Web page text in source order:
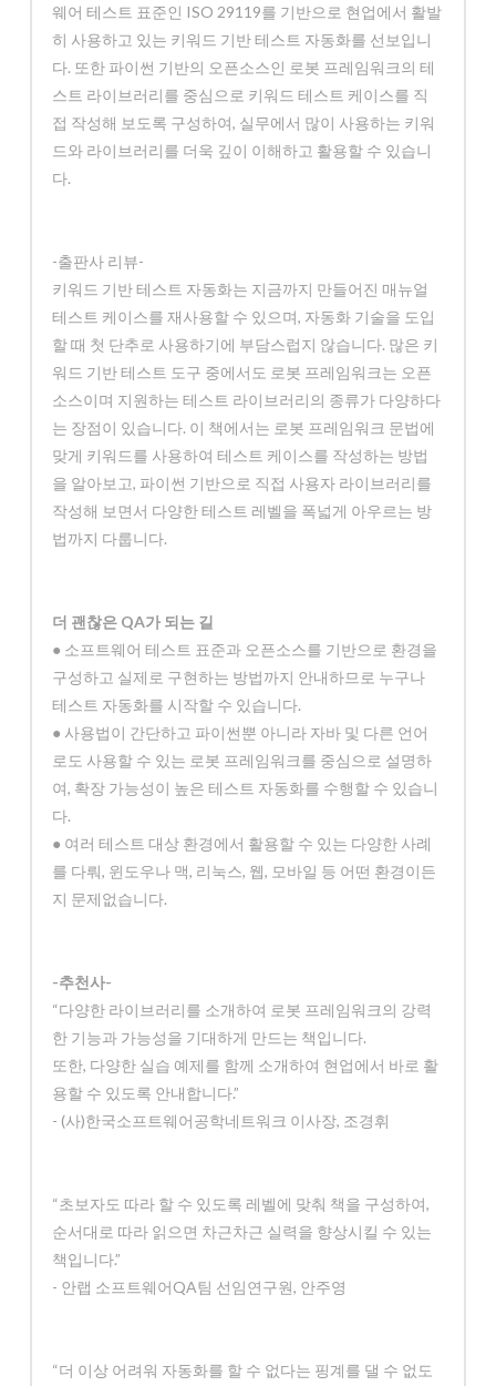
웨어 테스트 표준인 ISO 29119를 기반으로 현업에서 활발
히 사용하고 있는 키워드 기반 테스트 자동화를 선보입니
다. 또한 파이썬 기반의 오픈소스인 로봇 프레임워크의 테
스트 라이브러리를 중심으로 키워드 테스트 케이스를 직
접 작성해 보도록 구성하여, 실무에서 많이 사용하는 키워
드와 라이브러리를 더욱 깊이 이해하고 활용할 수 있습니
다.
-출판사 리뷰-
키워드 기반 테스트 자동화는 지금까지 만들어진 매뉴얼
테스트 케이스를 재사용할 수 있으며, 자동화 기술을 도입
할 때 첫 단추로 사용하기에 부담스럽지 않습니다. 많은 키
워드 기반 테스트 도구 중에서도 로봇 프레임워크는 오픈
소스이며 지원하는 테스트 라이브러리의 종류가 다양하다
는 장점이 있습니다. 이 책에서는 로봇 프레임워크 문법에
맞게 키워드를 사용하여 테스트 케이스를 작성하는 방법
을 알아보고, 파이썬 기반으로 직접 사용자 라이브러리를
작성해 보면서 다양한 테스트 레벨을 폭넓게 아우르는 방
법까지 다룹니다.
더 괜찮은 QA가 되는 길
● 소프트웨어 테스트 표준과 오픈소스를 기반으로 환경을
구성하고 실제로 구현하는 방법까지 안내하므로 누구나
테스트 자동화를 시작할 수 있습니다.
● 사용법이 간단하고 파이썬뿐 아니라 자바 및 다른 언어
로도 사용할 수 있는 로봇 프레임워크를 중심으로 설명하
여, 확장 가능성이 높은 테스트 자동화를 수행할 수 있습니
다.
● 여러 테스트 대상 환경에서 활용할 수 있는 다양한 사례
를 다뤄, 윈도우나 맥, 리눅스, 웹, 모바일 등 어떤 환경이든
지 문제없습니다.
-추천사-
“다양한 라이브러리를 소개하여 로봇 프레임워크의 강력
한 기능과 가능성을 기대하게 만드는 책입니다.
또한, 다양한 실습 예제를 함께 소개하여 현업에서 바로 활
용할 수 있도록 안내합니다.”
- (사)한국소프트웨어공학네트워크 이사장, 조경휘
“초보자도 따라 할 수 있도록 레벨에 맞춰 책을 구성하여,
순서대로 따라 읽으면 차근차근 실력을 향상시킬 수 있는
책입니다.”
- 안랩 소프트웨어QA팀 선임연구원, 안주영
“더 이상 어려워 자동화를 할 수 없다는 핑계를 댈 수 없도